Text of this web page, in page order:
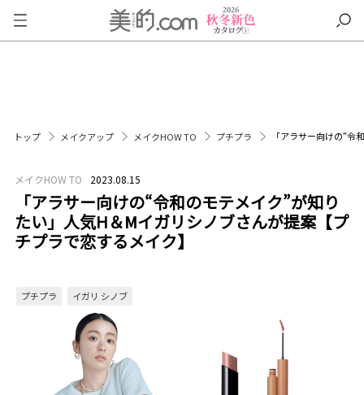
トップ メイクアップ メイクHOW TO プチプラ 「アラサー向けの“
メイクHOW TO 2023.08.15
「アラサー向けの“令和のモテメイク”が知り
たい」人気H＆Mイガリシノブさんが提案【プ
チプラで恋するメイク】
プチプラ イガリ シノブ